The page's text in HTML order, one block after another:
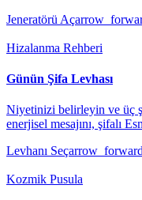
Jeneratörü Aç
Hizalanma Rehberi
Günün Şifa Levhası
Niyetinizi belirleyin ve üç
enerjisel mesajını, şifalı
Levhanı Seçarrow_forward
Kozmik Pusula